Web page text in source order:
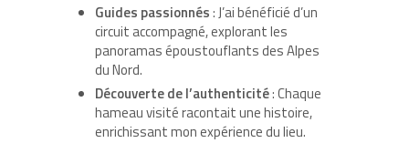
Guides passionnés: J’ai bénéficié d’un
circuit accompagné, explorant les
panoramas époustouflants des Alpes
du Nord.
Découverte de l’authenticité: Chaque
hameau visité racontait une histoire,
enrichissant mon expérience du lieu.